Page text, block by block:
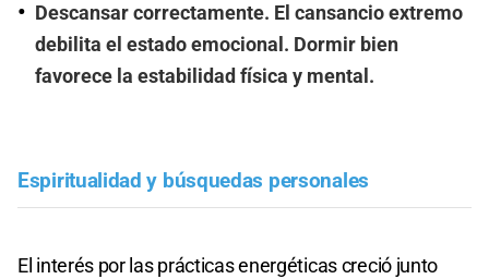
Descansar correctamente. El cansancio extremo
debilita el estado emocional. Dormir bien
favorece la estabilidad física y mental.
Espiritualidad y búsquedas personales
El interés por las prácticas energéticas creció junto